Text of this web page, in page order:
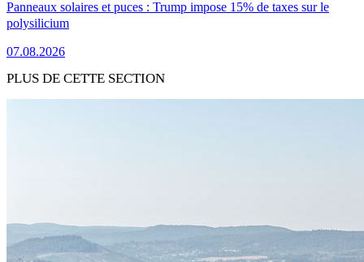
Panneaux solaires et puces : Trump impose 15% de taxes sur le
polysilicium
07.08.2026
PLUS DE CETTE SECTION